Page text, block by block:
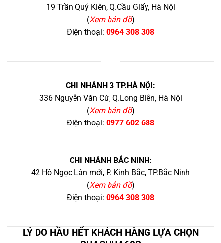
19 Trần Quý Kiên, Q.Cầu Giấy, Hà Nội
(Xem bản đồ)
Điện thoại: 0964 308 308
CHI NHÁNH 3 TP.HÀ NỘI:
336 Nguyễn Văn Cừ, Q.Long Biên, Hà Nội
(Xem bản đồ)
Điện thoại: 0977 602 688
CHI NHÁNH BẮC NINH:
42 Hồ Ngọc Lân mới, P. Kinh Bắc, TP.Bắc Ninh
(Xem bản đồ)
Điện thoại: 0964 308 308
LÝ DO HẦU HẾT KHÁCH HÀNG LỰA CHỌN